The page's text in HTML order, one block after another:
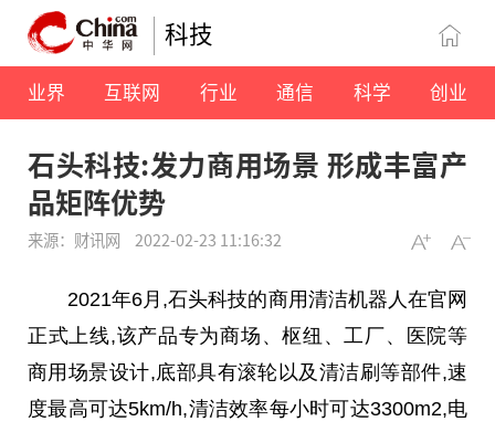
科技
业界 互联网 行业 通信 科学 创业
石头科技:发力商用场景 形成丰富产
品矩阵优势
来源：财讯网 2022-02-23 11:16:32
2021年6月,石头科技的商用清洁机器人在官网
正式上线,该产品专为商场、枢纽、工厂、医院等
商用场景设计,底部具有滚轮以及清洁刷等部件,速
度最高可达5km/h,清洁效率每小时可达3300m2,电